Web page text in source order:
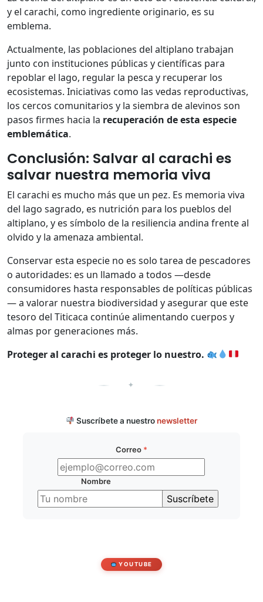
y el carachi, como ingrediente originario, es su
emblema.
Actualmente, las poblaciones del altiplano trabajan
junto con instituciones públicas y científicas para
repoblar el lago, regular la pesca y recuperar los
ecosistemas. Iniciativas como las vedas reproductivas,
los cercos comunitarios y la siembra de alevinos son
pasos firmes hacia la recuperación de esta especie
emblemática.
Conclusión: Salvar al carachi es
salvar nuestra memoria viva
El carachi es mucho más que un pez. Es memoria viva
del lago sagrado, es nutrición para los pueblos del
altiplano, y es símbolo de la resiliencia andina frente al
olvido y la amenaza ambiental.
Conservar esta especie no es solo tarea de pescadores
o autoridades: es un llamado a todos —desde
consumidores hasta responsables de políticas públicas
— a valorar nuestra biodiversidad y asegurar que este
tesoro del Titicaca continúe alimentando cuerpos y
almas por generaciones más.
Proteger al carachi es proteger lo nuestro.
✦
Suscríbete a nuestro newsletter
Correo *
Nombre
YOUTUBE